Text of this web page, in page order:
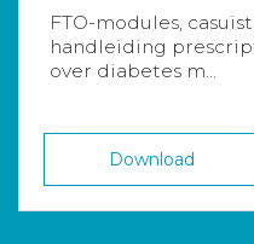
FTO-modules,
handleiding
over diabetes m...
Download